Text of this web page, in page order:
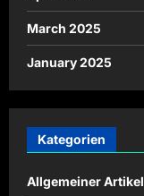
March 2025
January 2025
Kategorien
Allgemeiner Artikel